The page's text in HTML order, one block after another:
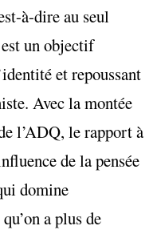
à-dire au seul
un objectif
et repoussant
Avec la montée
l’ADQ, le rapport à
de la pensée
domine
a plus de